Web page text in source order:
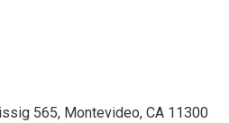
565, Montevideo, CA 11300